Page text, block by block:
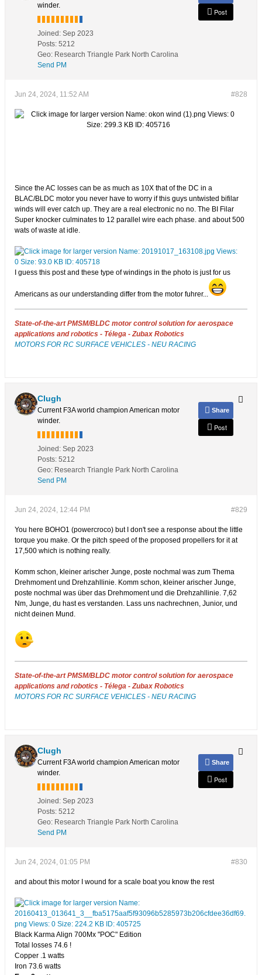
winder.
Joined: Sep 2023
Posts: 5212
Geo: Research Triangle Park North Carolina
Send PM
Post
#828
Jun 24, 2024, 11:52 AM
Since the AC losses can be as much as 10X that of the DC in a
BLAC/BLDC motor you never have to worry if this guys untwisted bifilar
winds will ever catch up. They are a real electronic no no. The BI Filar
Super knocker culminates to 12 parallel wire each phase. and about 500
wats of waste at idle.
I guess this post and these type of windings in the photo is just for us
Americans as our understanding differ from the motor fuhrer...
State-of-the-art PMSM/BLDC motor control solution for aerospace
applications and robotics - Télega - Zubax Robotics
MOTORS FOR RC SURFACE VEHICLES - NEU RACING
Clugh
Current F3A world champion American motor
winder.
Joined: Sep 2023
Posts: 5212
Geo: Research Triangle Park North Carolina
Send PM
Share
Post
#829
Jun 24, 2024, 12:44 PM
You here BOHO1 (powercroco) but I don't see a response about the little
torque you make. Or the pitch speed of the proposed propellers for it at
17,500 which is nothing really.
Komm schon, kleiner arischer Junge, poste nochmal was zum Thema
Drehmoment und Drehzahllinie. Komm schon, kleiner arischer Junge,
poste nochmal was über das Drehmoment und die Drehzahllinie. 7,62
Nm, Junge, du hast es verstanden. Lass uns nachrechnen, Junior, und
nicht deinen Mund.
State-of-the-art PMSM/BLDC motor control solution for aerospace
applications and robotics - Télega - Zubax Robotics
MOTORS FOR RC SURFACE VEHICLES - NEU RACING
Clugh
Current F3A world champion American motor
winder.
Joined: Sep 2023
Posts: 5212
Geo: Research Triangle Park North Carolina
Send PM
Share
Post
#830
Jun 24, 2024, 01:05 PM
and about this motor I wound for a scale boat you know the rest
Black Karma Align 700Mx "POC" Edition
Total losses 74.6 !
Copper .1 watts
Iron 73.6 watts